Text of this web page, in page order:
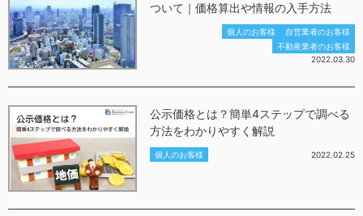
ついて｜価格算出や情報の入手方法
個人のお客様
自営業者のお客様
不動産業者のお客様
2022.03.30
公示価格とは？簡単4ステップで調べる
方法をわかりやすく解説
個人のお客様 2022.02.25